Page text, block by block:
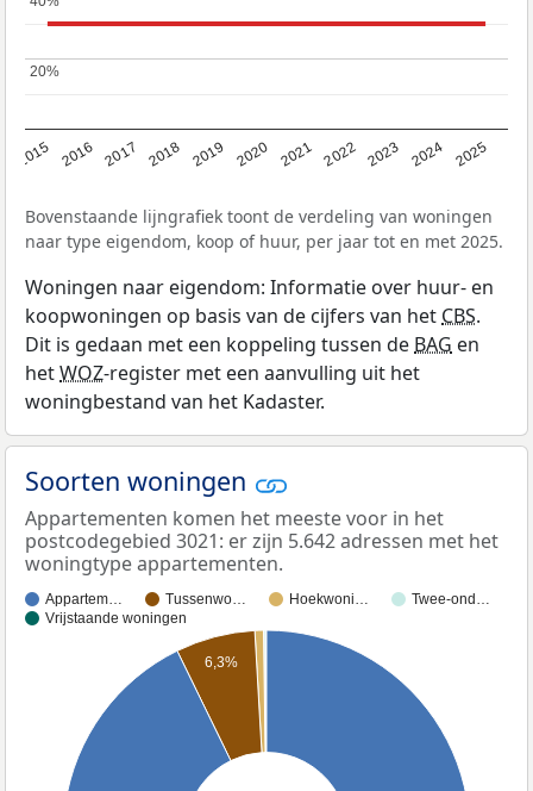
2015 2016 2017 2018 2019 2020 2021 2022 2023 2024 2025
20%
20%
Bovenstaande lijngrafiek toont de verdeling van woningen
naar type eigendom, koop of huur, per jaar tot en met 2025.
Woningen naar eigendom: Informatie over huur- en
koopwoningen op basis van de cijfers van het CBS.
Dit is gedaan met een koppeling tussen de BAG en
hetWOZ-register met een aanvulling uit het
woningbestand van het Kadaster.
Soorten woningen
Appartementen komen het meeste voor in het
postcodegebied 3021: er zijn 5.642 adressen met het
woningtype appartementen.
Appartem… Tussenwo… Hoekwoni…
Twee-ond…
Vrijstaande woningen
6,3%